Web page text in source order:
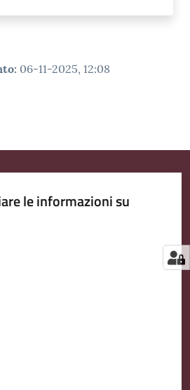
: 06-11-2025, 12:08
le informazioni su